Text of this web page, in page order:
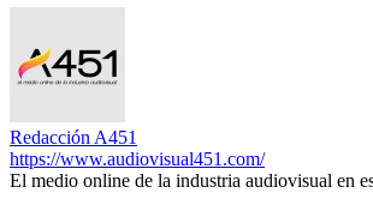
Redacción A451
https://www.audiovisual451.com/
El medio online de la industria audiovisual en